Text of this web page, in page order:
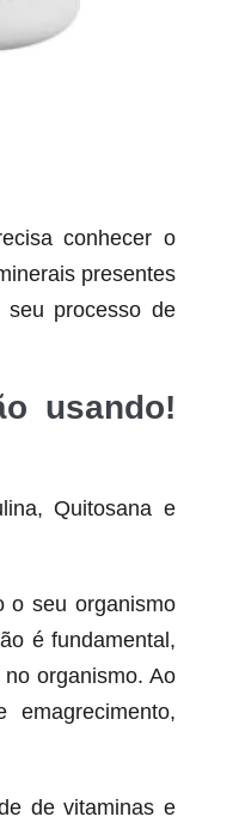
conhecer o
presentes
seu processo de
usando!
Quitosana e
o seu organismo
é fundamental,
organismo. Ao
de vitaminas e
– O Fim da gordura
localizada
Ver detalhes